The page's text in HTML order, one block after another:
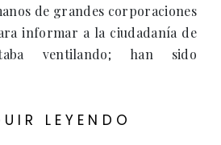
de grandes corporaciones
informar a la ciudadanía de
ventilando; han sido
LEYENDO